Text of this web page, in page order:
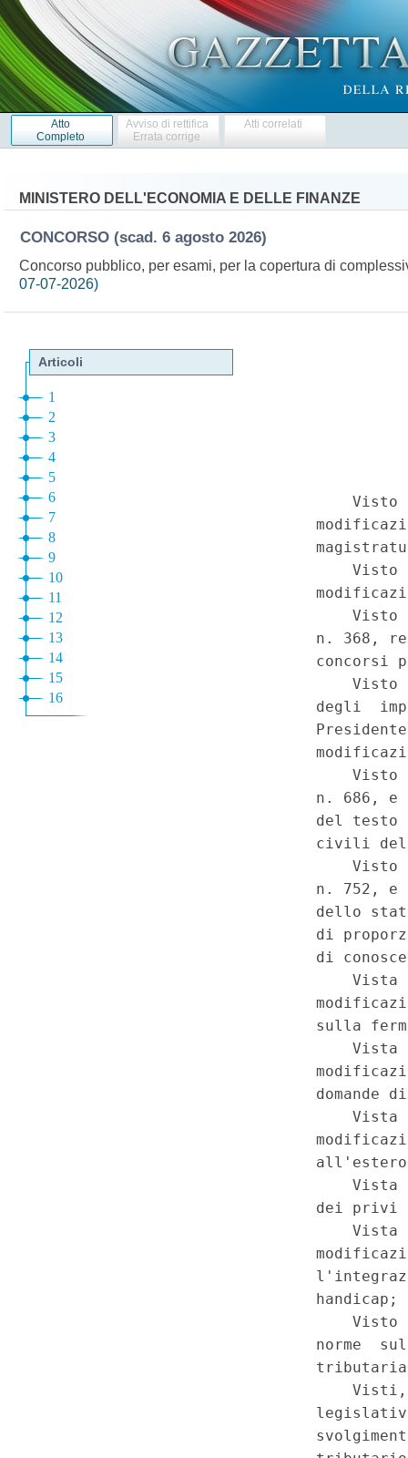
Atto
Completo
Avviso di rettifica
Errata corrige
Atti correlati
MINISTERO DELL'ECONOMIA E DELLE FINANZE
CONCORSO (scad. 6 agosto 2026)
Concorso pubblico, per esami, per la copertura di
07-07-2026)